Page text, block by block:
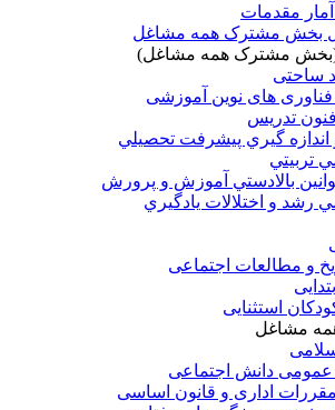
مقدمات
بخش مشترک همه مشاغل
مشترک همه مشاغل)
ساحتی
فناوری های نوین آموزشی
تدريس
گيري پيشرفت تحصيلي
تربيتي
بالادستي آموزش و پرورش
رشد و اختلالات يادگيري
و مطالعات اجتماعی
استثنایی
مشاغل
عمومی دانش اجتماعی
مقررات اداری و قانون اساسی